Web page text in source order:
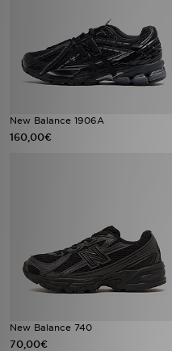
New Balance 1906A
160,00€
New Balance 740
70,00€